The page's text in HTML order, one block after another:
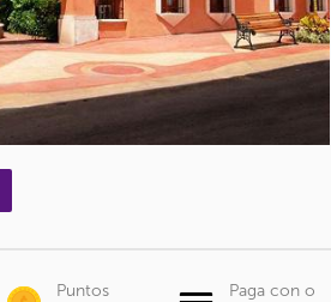
Puntos
Paga con o